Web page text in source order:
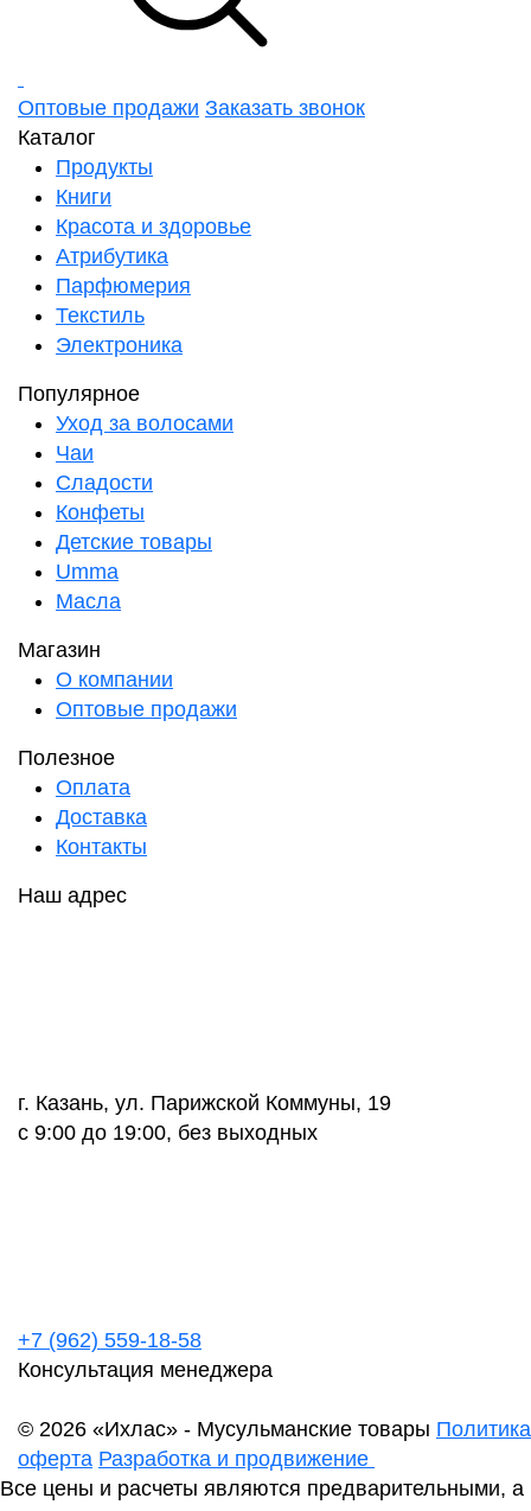
Оптовые продажи Заказать звонок
Каталог
Продукты
Книги
Красота и здоровье
Атрибутика
Парфюмерия
Текстиль
Электроника
Популярное
Уход за волосами
Чаи
Сладости
Конфеты
Детские товары
Umma
Масла
Магазин
О компании
Оптовые продажи
Полезное
Оплата
Доставка
Контакты
Наш адрес
г. Казань, ул. Парижской Коммуны, 19
с 9:00 до 19:00, без выходных
+7 (962) 559-18-58
Консультация менеджера
© 2026 «Ихлас» - Мусульманские товары
оферта Разработка и продвижение
Все цены и расчеты являются предварительными, а